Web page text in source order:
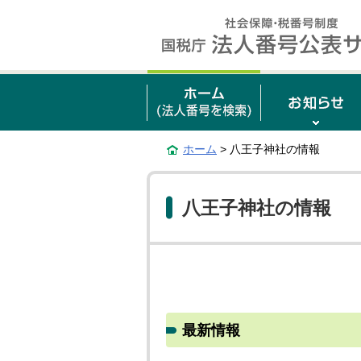
ホーム > 八王子神社の情報
八王子神社の情報
最新情報